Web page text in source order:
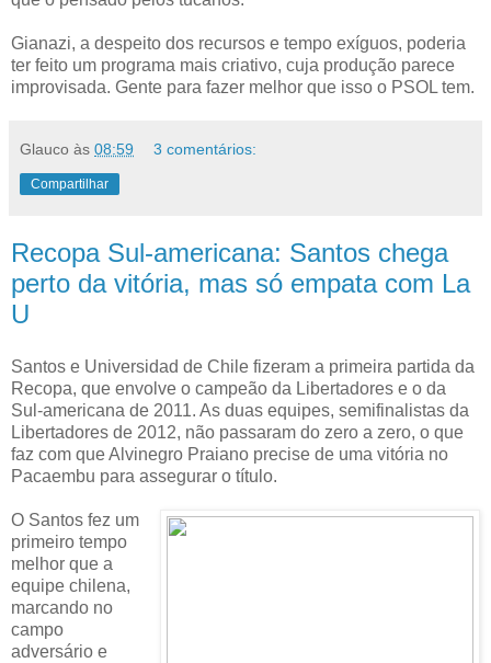
Gianazi, a despeito dos recursos e tempo exíguos, poderia
ter feito um programa mais criativo, cuja produção parece
improvisada. Gente para fazer melhor que isso o PSOL tem.
Glauco às 08:59 3 comentários:
Compartilhar
Recopa Sul-americana: Santos chega
perto da vitória, mas só empata com La
U
Santos e Universidad de Chile fizeram a primeira partida da
Recopa, que envolve o campeão da Libertadores e o da
Sul-americana de 2011. As duas equipes, semifinalistas da
Libertadores de 2012, não passaram do zero a zero, o que
faz com que Alvinegro Praiano precise de uma vitória no
Pacaembu para assegurar o título.
O Santos fez um
primeiro tempo
melhor que a
equipe chilena,
marcando no
campo
adversário e